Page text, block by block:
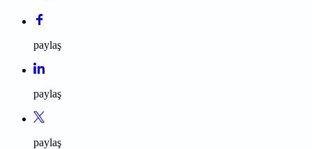
paylaş
paylaş
paylaş